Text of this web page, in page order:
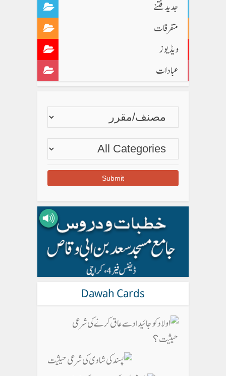
جدید فتنے
متفرقات
ویڈیوز
عبادات
Dawah Cards